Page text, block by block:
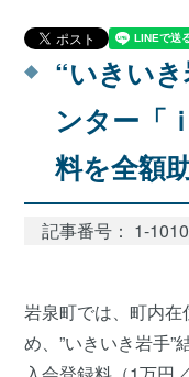
“いきい
ンター「
料を全額
記事番号： 1-
岩泉町では、町内
め、”いきいき岩手